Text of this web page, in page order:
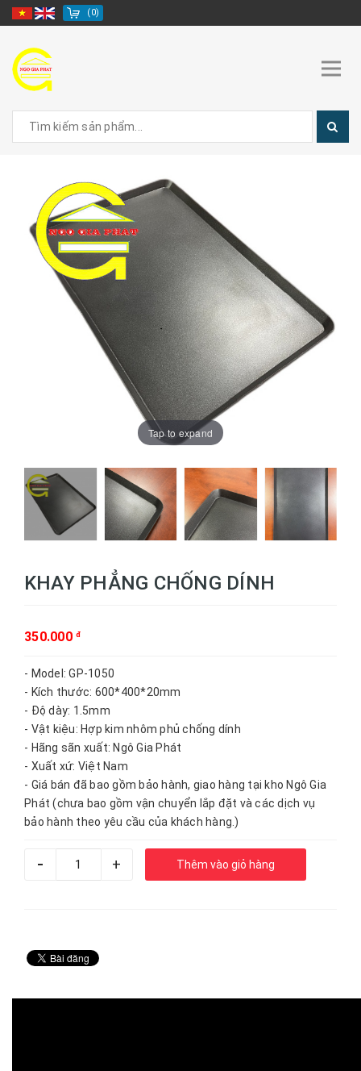
(0)
Tap to expand
KHAY PHẲNG CHỐNG DÍNH
350.000 đ
- Model: GP-1050
- Kích thước: 600*400*20mm
- Độ dày: 1.5mm
- Vật kiệu: Hợp kim nhôm phủ chống dính
- Hãng sãn xuất: Ngô Gia Phát
- Xuất xứ: Việt Nam
- Giá bán đã bao gồm bảo hành, giao hàng tại kho Ngô Gia
Phát (chưa bao gồm vận chuyển lắp đặt và các dịch vụ
bảo hành theo yêu cầu của khách hàng.)
- + Thêm vào giỏ hàng